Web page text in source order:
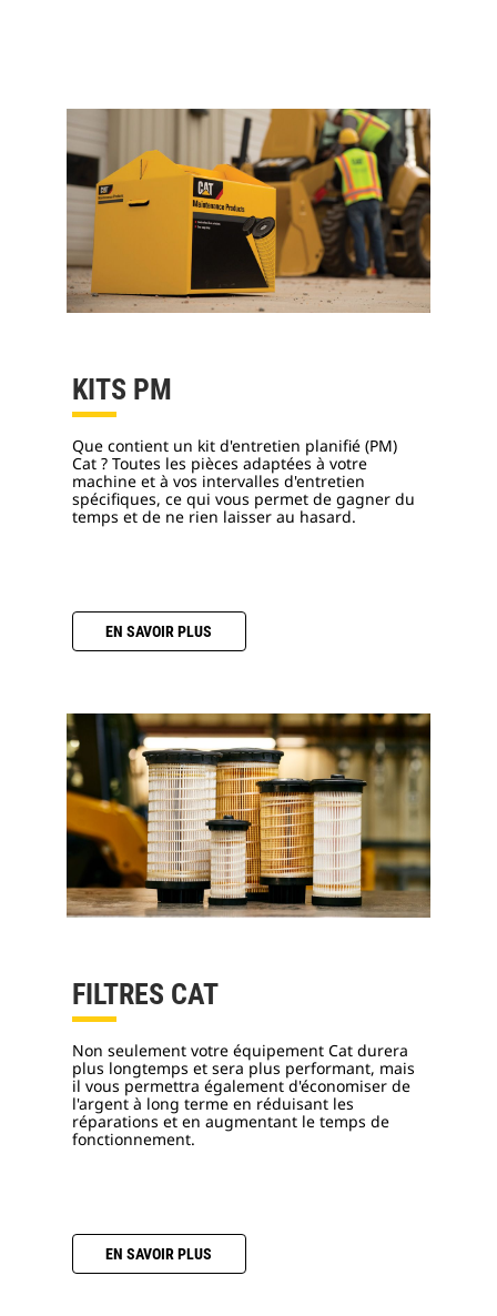
KITS PM
Que contient un kit d'entretien planifié (PM)
Cat ? Toutes les pièces adaptées à votre
machine et à vos intervalles d'entretien
spécifiques, ce qui vous permet de gagner du
temps et de ne rien laisser au hasard.
EN SAVOIR PLUS
FILTRES CAT
Non seulement votre équipement Cat durera
plus longtemps et sera plus performant, mais
il vous permettra également d'économiser de
l'argent à long terme en réduisant les
réparations et en augmentant le temps de
fonctionnement.
EN SAVOIR PLUS